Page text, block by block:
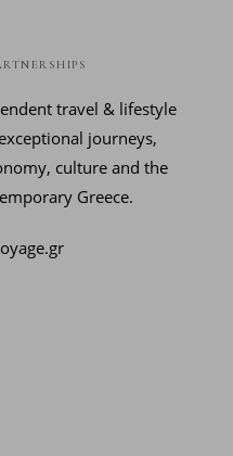
travel & lifestyle
journeys,
culture and the
Greece.